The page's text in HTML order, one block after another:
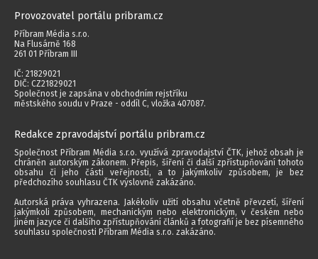
Provozovatel portálu pribram.cz
Příbram Média s.r.o.
Na Flusárně 168
261 01 Příbram III
IČ: 21829021
DIČ: CZ21829021
Společnost je zapsána v obchodním rejstříku
městského soudu v Praze - oddíl C, vložka 407087.
Redakce zpravodajství portálu pribram.cz
Společnost Příbram Média s.r.o. využívá zpravodajství ČTK, jehož obsah je
chráněn autorským zákonem. Přepis, šíření či další zpřístupňování tohoto
obsahu či jeho části veřejnosti, a to jakýmkoliv způsobem, je bez
předchozího souhlasu ČTK výslovně zakázáno.
Autorská práva vyhrazena. Jakékoliv užití obsahu včetně převzetí, šíření
jakýmkoli způsobem, mechanickým nebo elektronickým, v českém nebo
jiném jazyce či dalšího zpřístupňování článků a fotografií je bez písemného
souhlasu společnosti Příbram Média s.r.o. zakázáno.